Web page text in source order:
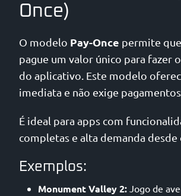
Once)
O modelo Pay-Once permite
pague um valor único para fazer
do aplicativo. Este modelo
imediata e não exige
É ideal para apps com
completas e alta demanda desde
Exemplos:
Monument Valley 2: Jogo de